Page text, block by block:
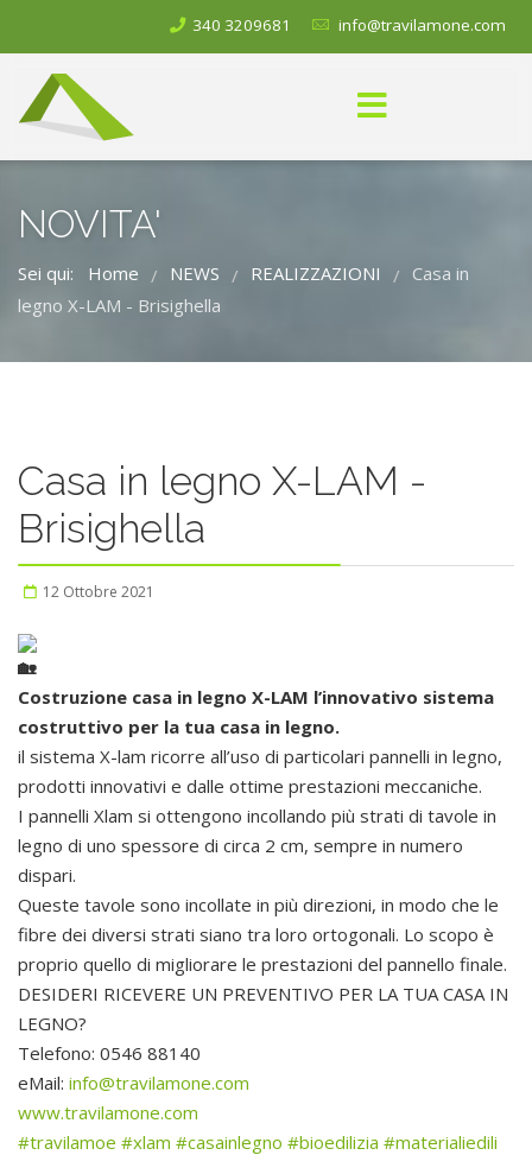
340 3209681 info@travilamone.com
NOVITA'
Sei qui: Home / NEWS / REALIZZAZIONI / Casa in
legno X-LAM - Brisighella
Casa in legno X-LAM -
Brisighella
12 Ottobre 2021
Costruzione casa in legno X-LAM l’innovativo sistema
costruttivo per la tua casa in legno.
il sistema X-lam ricorre all’uso di particolari pannelli in legno,
prodotti innovativi e dalle ottime prestazioni meccaniche.
I pannelli Xlam si ottengono incollando più strati di tavole in
legno di uno spessore di circa 2 cm, sempre in numero
dispari.
Queste tavole sono incollate in più direzioni, in modo che le
fibre dei diversi strati siano tra loro ortogonali. Lo scopo è
proprio quello di migliorare le prestazioni del pannello finale.
DESIDERI RICEVERE UN PREVENTIVO PER LA TUA CASA IN
LEGNO?
Telefono: 0546 88140
eMail: info@travilamone.com
www.travilamone.com
#travilamoe #xlam #casainlegno #bioedilizia #materialiedili